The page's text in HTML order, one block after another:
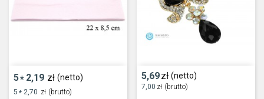
5* 2,19 zł (netto)
5 * 2,70 zł (brutto)
5,69zł (netto)
7,00 zł (brutto)